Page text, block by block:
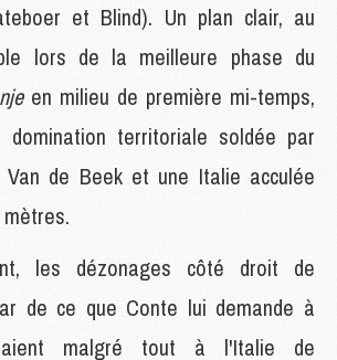
et Blind). Un plan clair, au
lors de la meilleure phase du
en milieu de première mi-temps,
domination territoriale soldée par
de Beek et une Italie acculée
les dézonages côté droit de
de ce que Conte lui demande à
malgré tout à l'Italie de